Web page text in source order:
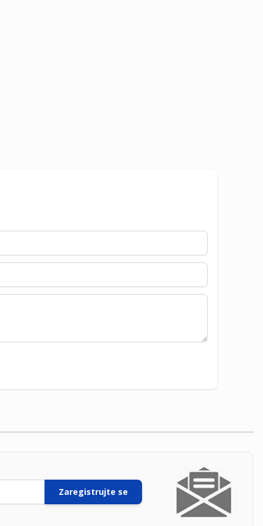
Zaregistrujte se